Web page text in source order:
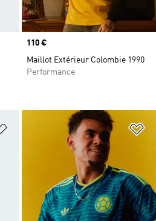
Prix
110 €
Maillot Extérieur Colombie 1990
Performance
Ajouter à la Liste de produits